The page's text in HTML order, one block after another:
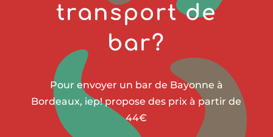
transport de
bar?
Pour envoyer un bar de Bayonne à
Bordeaux, iep! propose des prix à partir de
44€